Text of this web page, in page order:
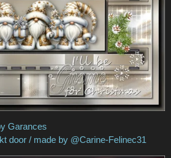
/ made by Garances
by @Carine-Felinec31